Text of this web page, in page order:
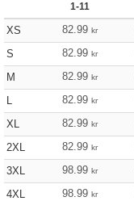
1-11
XS 82.99 kr
S
82.99 kr
M
82.99 kr
L
82.99 kr
XL
82.99 kr
2XL
82.99 kr
3XL
98.99 kr
4XL
98.99 kr